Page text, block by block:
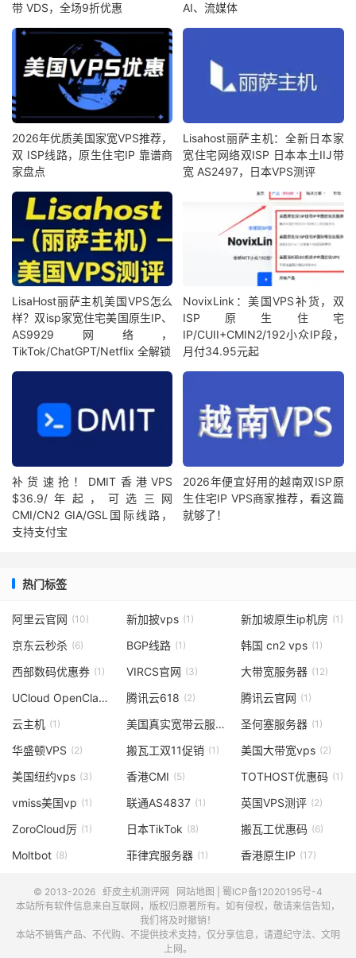
带 VDS，全场9折优惠
AI、流媒体
2026年优质美国家宽VPS推荐，
双 ISP线路，原生住宅IP 靠谱商
家盘点
Lisahost丽萨主机：全新日本家
宽住宅网络双ISP 日本本土IIJ带
宽 AS2497，日本VPS测评
LisaHost丽萨主机美国VPS怎么
样？双isp家宽住宅美国原生IP、
AS9929网络，
TikTok/ChatGPT/Netflix 全解锁
NovixLink：美国VPS补货，双
ISP原生住宅
IP/CUII+CMIN2/192小众IP段，
月付34.95元起
补货速抢！DMIT香港VPS
$36.9/年起，可选三网
CMI/CN2 GIA/GSL国际线路，
支持支付宝
2026年便宜好用的越南双ISP原
生住宅IP VPS商家推荐，看这篇
就够了！
热门标签
阿里云官网 (10) 新加披vps (1) 新加坡原生ip机房 (1)
京东云秒杀 (6) BGP线路 (1) 韩国 cn2 vps (1)
西部数码优惠券 (1) VIRCS官网 (3) 大带宽服务器 (12)
UCloud OpenClaw 腾讯云618 (2) 腾讯云官网 (1)
云主机 (1) 美国真实宽带云服务器 (1)
圣何塞服务器 (1)
华盛顿VPS (2) 搬瓦工双11促销 (1) 美国大带宽vps (2)
美国纽约vps (3) 香港CMI (5) TOTHOST优惠码 (1)
vmiss美国vp (1) 联通AS4837 (1) 英国VPS测评 (2)
ZoroCloud厉 (1) 日本TikTok (8) 搬瓦工优惠码 (6)
Moltbot (8) 菲律宾服务器 (1) 香港原生IP (17)
© 2013-2026 虾皮主机测评网 网站地图
蜀ICP备12020195号-4
本站所有软件信息来自互联网，版权归原著所有。如有侵权，敬请来信告知，
我们将及时撤销！
本站不销售产品、不代购、不提供技术支持，仅分享信息，请遵纪守法、文明
上网。